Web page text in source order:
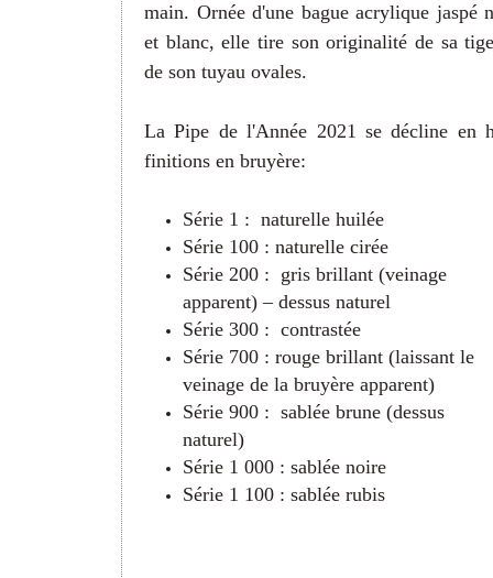
main. Ornée d'une bague acrylique jaspé
et blanc, elle tire son originalité de sa
de son tuyau ovales.
La Pipe de l'Année 2021 se décline en
finitions en bruyère:
Série 1 : naturelle huilée
Série 100 : naturelle cirée
Série 200 : gris brillant (veinage
apparent) – dessus naturel
Série 300 : contrastée
Série 700 : rouge brillant (laissant le
veinage de la bruyère apparent)
Série 900 : sablée brune (dessus
naturel)
Série 1 000 : sablée noire
Série 1 100 : sablée rubis